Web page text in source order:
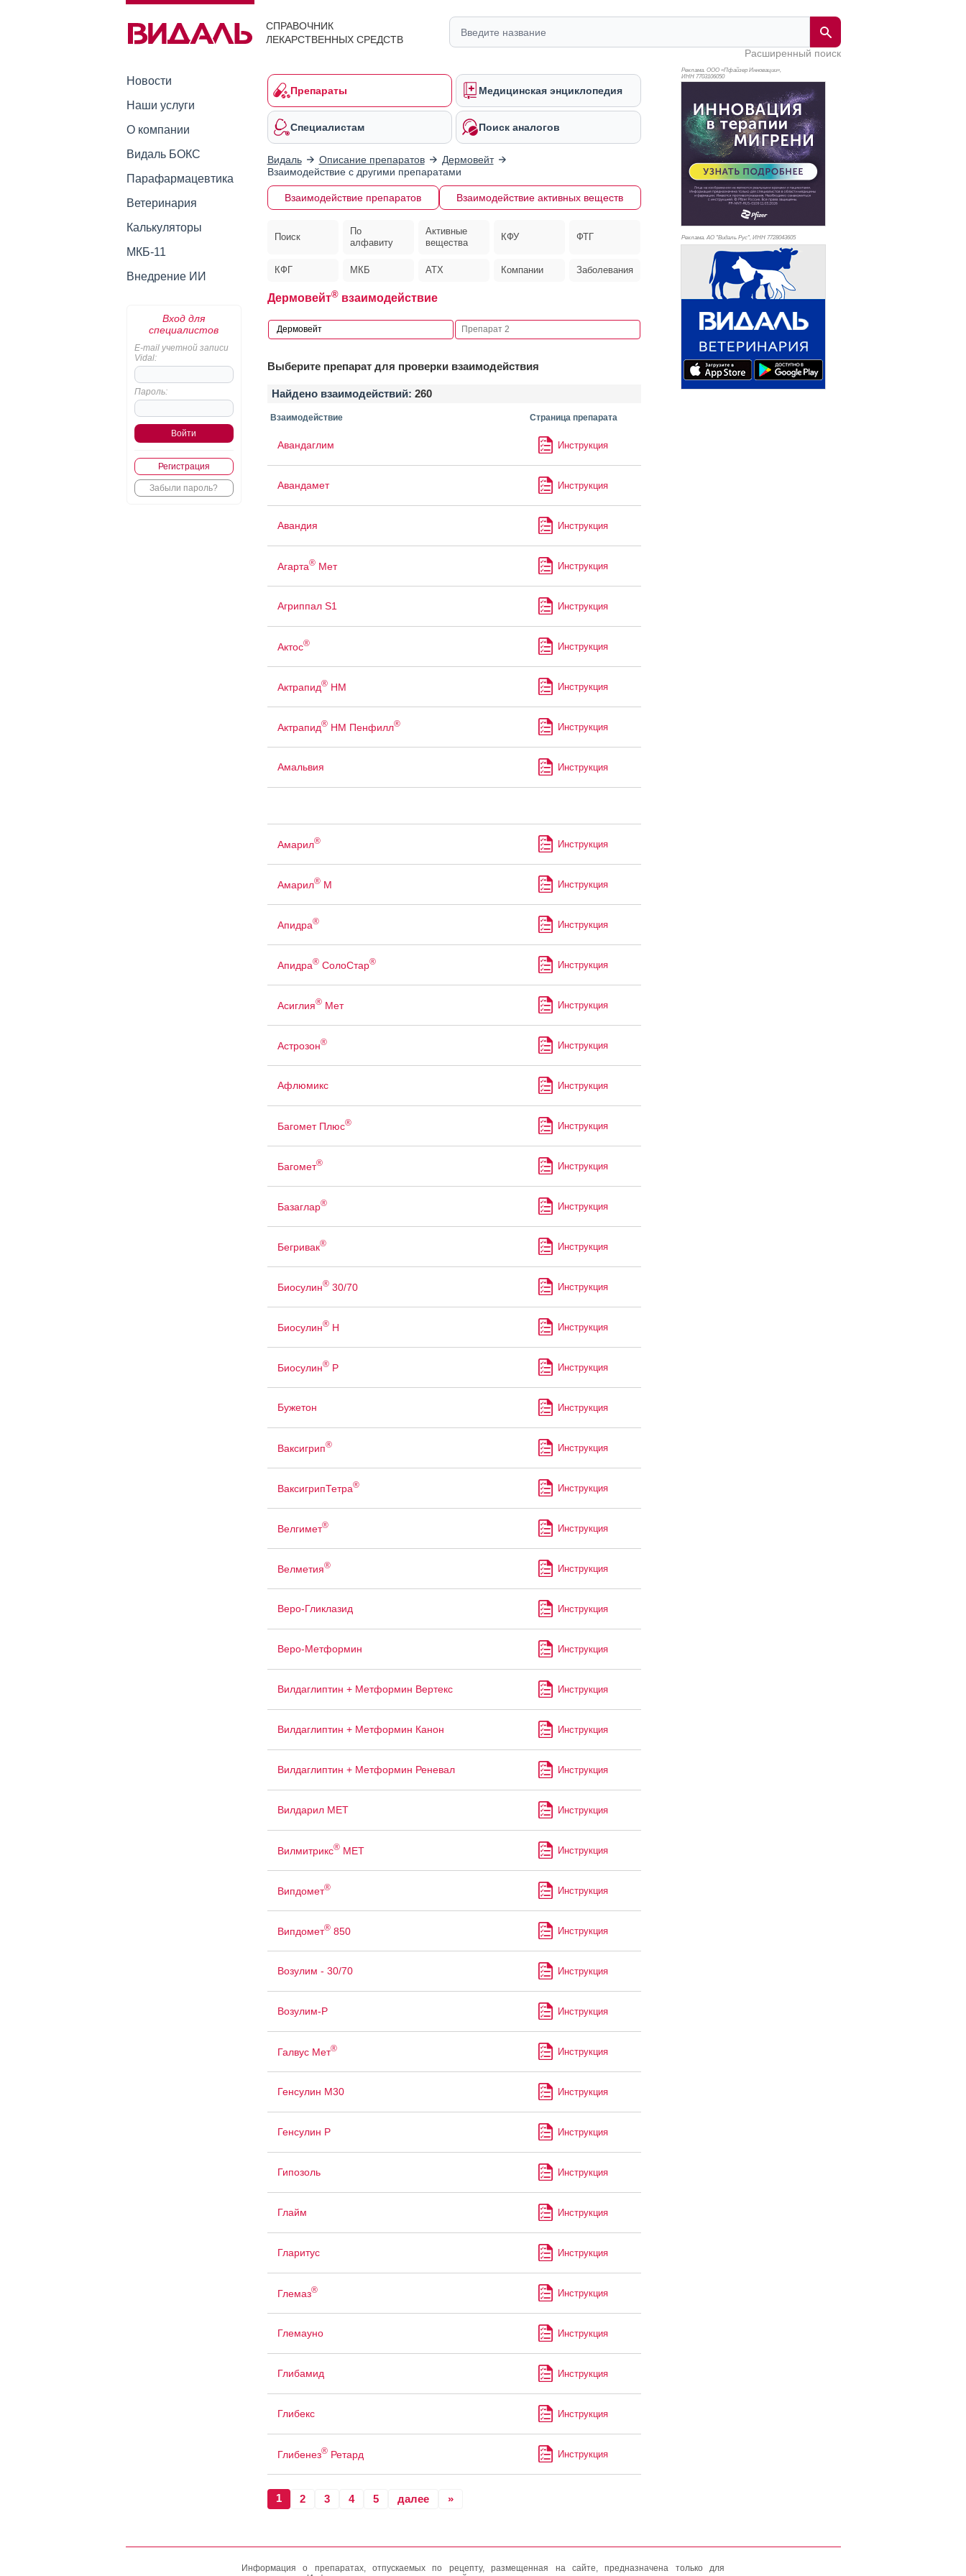
СПРАВОЧНИК
ЛЕКАРСТВЕННЫХ СРЕДСТВ
Расширенный поиск
Новости
Наши услуги
О компании
Видаль БОКС
Парафармацевтика
Ветеринария
Калькуляторы
МКБ-11
Внедрение ИИ
Вход для
специалистов
E-mail учетной записи
Vidal:
Пароль:
Регистрация
Забыли пароль?
Препараты Медицинская энциклопедия
Специалистам Поиск аналогов
Видаль Описание препаратов
Дермовейт
Взаимодействие с другими препаратами
Взаимодействие препаратов Взаимодействие активных веществ
Поиск
По
алфавиту
Активные
вещества
КФУ ФТГ
КФГ МКБ АТХ Компании Заболевания
Дермовейт®взаимодействие
Выберите препарат для проверки взаимодействия
Найдено взаимодействий: 260
Взаимодействие Страница препарата
Авандаглим Инструкция
Авандамет Инструкция
Авандия Инструкция
Агарта®Мет Инструкция
Агриппал S1 Инструкция
Актос® Инструкция
Актрапид®НМ Инструкция
Актрапид®НМ Пенфилл® Инструкция
Амальвия Инструкция
Амарил® Инструкция
Амарил®М Инструкция
Апидра® Инструкция
Апидра®СолоСтар® Инструкция
Асиглия®Мет Инструкция
Астрозон® Инструкция
Афлюмикс Инструкция
Багомет Плюс® Инструкция
Багомет® Инструкция
Базаглар® Инструкция
Бегривак® Инструкция
Биосулин®30/70 Инструкция
Биосулин®Н Инструкция
Биосулин®Р Инструкция
Бужетон Инструкция
Ваксигрип® Инструкция
ВаксигрипТетра® Инструкция
Велгимет® Инструкция
Велметия® Инструкция
Веро-Гликлазид Инструкция
Веро-Метформин Инструкция
Вилдаглиптин + Метформин Вертекс Инструкция
Вилдаглиптин + Метформин Канон Инструкция
Вилдаглиптин + Метформин Реневал Инструкция
Вилдарил МЕТ Инструкция
Вилмитрикс®МЕТ Инструкция
Випдомет® Инструкция
Випдомет®850 Инструкция
Возулим - 30/70 Инструкция
Возулим-Р Инструкция
Галвус Мет® Инструкция
Генсулин М30 Инструкция
Генсулин Р Инструкция
Гипозоль Инструкция
Глайм Инструкция
Гларитус Инструкция
Глемаз® Инструкция
Глемауно Инструкция
Глибамид Инструкция
Глибекс Инструкция
Глибенез®Ретард Инструкция
1 2 3 4 5 далее »
Реклама. ООО «Пфайзер Инновации»,
ИНН 7703106050
Реклама. АО "Видаль Рус", ИНН 7728043605
Информация о препаратах, отпускаемых по рецепту, размещенная на сайте, предназначена только для